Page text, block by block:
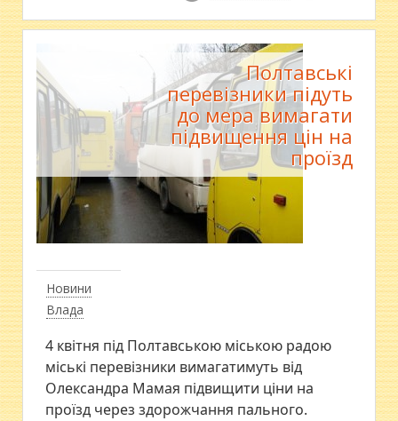
Новини
Влада
Полтавські
перевізники підуть
до мера вимагати
підвищення цін на
проїзд
4 квітня під Полтавською міською радою
міські перевізники вимагатимуть від
Олександра Мамая підвищити ціни на
проїзд через здорожчання пального.